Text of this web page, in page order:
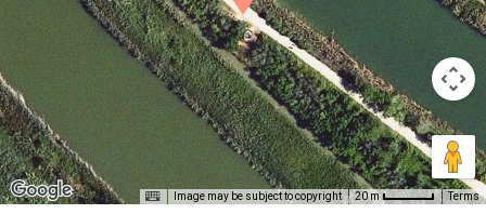
Image may be subject to copyright 20 m Terms